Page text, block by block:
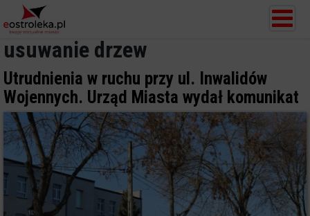
usuwanie drzew
Utrudnienia w ruchu przy ul. Inwalidów
Wojennych. Urząd Miasta wydał komunikat